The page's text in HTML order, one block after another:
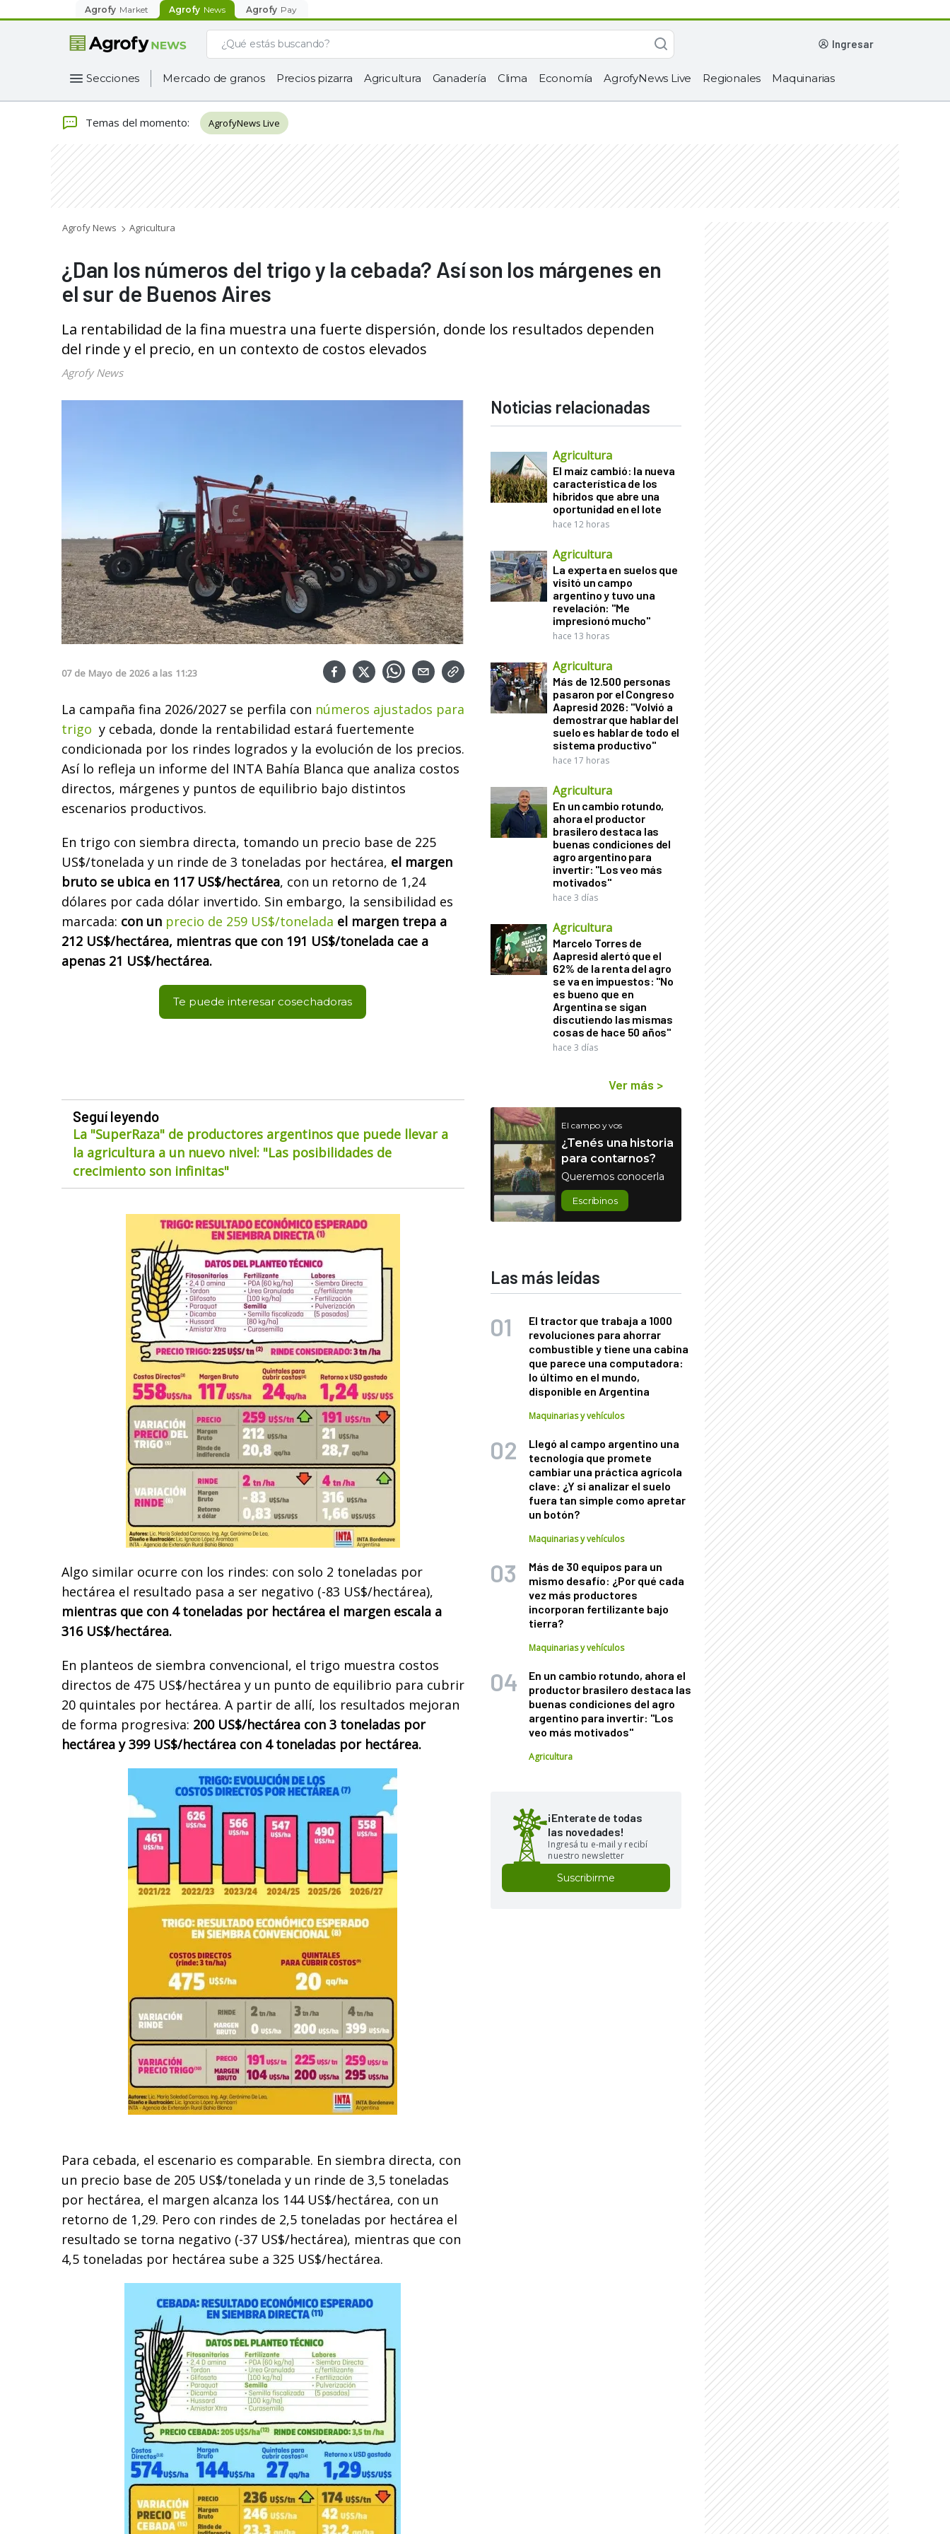
Agrofy Market Agrofy News Agrofy Pay
ingresar
Secciones Mercado de granos Precios pizarra Agricultura Ganadería Clima Economía AgrofyNews Live Regionales Maquinarias
Temas del momento: AgrofyNews Live
Agrofy News Agricultura
¿Dan los números del trigo y la cebada? Así son los márgenes en
el sur de Buenos Aires
La rentabilidad de la fina muestra una fuerte dispersión, donde los resultados dependen
del rinde y el precio, en un contexto de costos elevados
Agrofy News
07 de Mayo de 2026 a las 11:23
La campaña fina 2026/2027 se perfila con números ajustados para
trigo y cebada, donde la rentabilidad estará fuertemente
condicionada por los rindes logrados y la evolución de los precios.
Así lo refleja un informe del INTA Bahía Blanca que analiza costos
directos, márgenes y puntos de equilibrio bajo distintos
escenarios productivos.
En trigo con siembra directa, tomando un precio base de 225
US$/tonelada y un rinde de 3 toneladas por hectárea, el margen
bruto se ubica en 117 US$/hectárea, con un retorno de 1,24
dólares por cada dólar invertido. Sin embargo, la sensibilidad es
marcada: con un precio de 259 US$/tonelada el margen trepa a
212 US$/hectárea, mientras que con 191 US$/tonelada cae a
apenas 21 US$/hectárea.
Te puede interesar cosechadoras
Seguí leyendo
La "SuperRaza" de productores argentinos que puede llevar a
la agricultura a un nuevo nivel: "Las posibilidades de
crecimiento son infinitas"
Algo similar ocurre con los rindes: con solo 2 toneladas por
hectárea el resultado pasa a ser negativo (-83 US$/hectárea),
mientras que con 4 toneladas por hectárea el margen escala a
316 US$/hectárea.
En planteos de siembra convencional, el trigo muestra costos
directos de 475 US$/hectárea y un punto de equilibrio para cubrir
20 quintales por hectárea. A partir de allí, los resultados mejoran
de forma progresiva: 200 US$/hectárea con 3 toneladas por
hectárea y 399 US$/hectárea con 4 toneladas por hectárea.
Para cebada, el escenario es comparable. En siembra directa, con
un precio base de 205 US$/tonelada y un rinde de 3,5 toneladas
por hectárea, el margen alcanza los 144 US$/hectárea, con un
retorno de 1,29. Pero con rindes de 2,5 toneladas por hectárea el
resultado se torna negativo (-37 US$/hectárea), mientras que con
4,5 toneladas por hectárea sube a 325 US$/hectárea.
Noticias relacionadas
Agricultura
El maíz cambió: la nueva
característica de los
híbridos que abre una
oportunidad en el lote
hace 12 horas
Agricultura
La experta en suelos que
visitó un campo
argentino y tuvo una
revelación: "Me
impresionó mucho"
hace 13 horas
Agricultura
Más de 12.500 personas
pasaron por el Congreso
Aapresid 2026: "Volvió a
demostrar que hablar del
suelo es hablar de todo el
sistema productivo"
hace 17 horas
Agricultura
En un cambio rotundo,
ahora el productor
brasilero destaca las
buenas condiciones del
agro argentino para
invertir: "Los veo más
motivados"
hace 3 días
Agricultura
Marcelo Torres de
Aapresid alertó que el
62% de la renta del agro
se va en impuestos: "No
es bueno que en
Argentina se sigan
discutiendo las mismas
cosas de hace 50 años"
hace 3 días
Ver más >
El campo y vos
¿Tenés una historia
para contarnos?
Queremos conocerla
Escribinos
Las más leídas
El tractor que trabaja a 1000
revoluciones para ahorrar
combustible y tiene una cabina
que parece una computadora:
lo último en el mundo,
disponible en Argentina
Maquinarias y vehículos
Llegó al campo argentino una
tecnología que promete
cambiar una práctica agrícola
clave: ¿Y si analizar el suelo
fuera tan simple como apretar
un botón?
Maquinarias y vehículos
Más de 30 equipos para un
mismo desafío: ¿Por qué cada
vez más productores
incorporan fertilizante bajo
tierra?
Maquinarias y vehículos
En un cambio rotundo, ahora el
productor brasilero destaca las
buenas condiciones del agro
argentino para invertir: "Los
veo más motivados"
Agricultura
¡Enterate de todas
las novedades!
Ingresá tu e-mail y recibí
nuestro newsletter
Suscribirme